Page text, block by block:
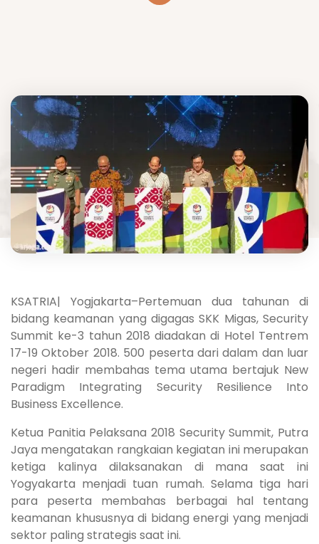
KSATRIA| Yogjakarta–Pertemuan dua tahunan di
bidang keamanan yang digagas SKK Migas, Security
Summit ke-3 tahun 2018 diadakan di Hotel Tentrem
17-19 Oktober 2018. 500 peserta dari dalam dan luar
negeri hadir membahas tema utama bertajuk New
Paradigm Integrating Security Resilience Into
Business Excellence.
Ketua Panitia Pelaksana 2018 Security Summit, Putra
Jaya mengatakan rangkaian kegiatan ini merupakan
ketiga kalinya dilaksanakan di mana saat ini
Yogyakarta menjadi tuan rumah. Selama tiga hari
para peserta membahas berbagai hal tentang
keamanan khususnya di bidang energi yang menjadi
sektor paling strategis saat ini.